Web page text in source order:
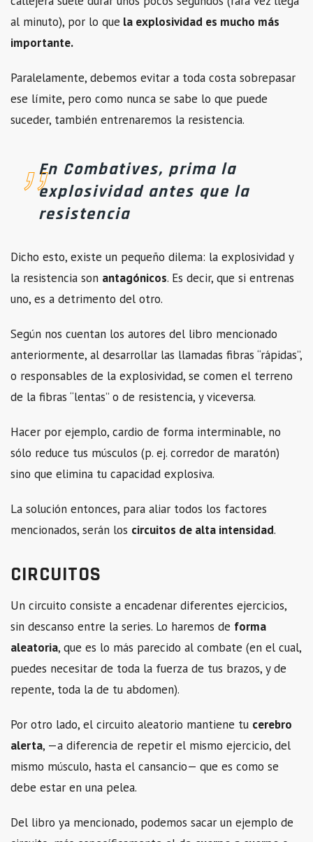
al minuto), por lo que la explosividad es mucho más
importante.
Paralelamente, debemos evitar a toda costa sobrepasar
ese límite, pero como nunca se sabe lo que puede
suceder, también entrenaremos la resistencia.
En Combatives, prima la
explosividad antes que la
resistencia
Dicho esto, existe un pequeño dilema: la explosividad y
la resistencia son antagónicos. Es decir, que si entrenas
uno, es a detrimento del otro.
Según nos cuentan los autores del libro mencionado
anteriormente, al desarrollar las llamadas fibras “rápidas”,
o responsables de la explosividad, se comen el terreno
de la fibras “lentas” o de resistencia, y viceversa.
Hacer por ejemplo, cardio de forma interminable, no
sólo reduce tus músculos (p. ej. corredor de maratón)
sino que elimina tu capacidad explosiva.
La solución entonces, para aliar todos los factores
mencionados, serán los circuitos de alta intensidad.
CIRCUITOS
Un circuito consiste a encadenar diferentes ejercicios,
sin descanso entre la series. Lo haremos de forma
aleatoria, que es lo más parecido al combate (en el cual,
puedes necesitar de toda la fuerza de tus brazos, y de
repente, toda la de tu abdomen).
Por otro lado, el circuito aleatorio mantiene tu cerebro
alerta, —a diferencia de repetir el mismo ejercicio, del
mismo músculo, hasta el cansancio— que es como se
debe estar en una pelea.
Del libro ya mencionado, podemos sacar un ejemplo de